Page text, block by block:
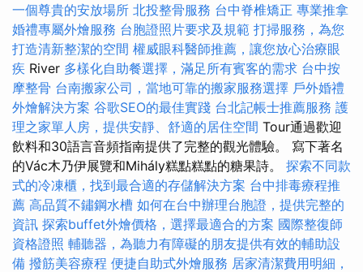
一個尊貴的安放場所 北投整骨服務 台中脊椎矯正 專業推拿
婚禮專屬外燴服務 台胞證照片要求及規範 打掃服務，為您
打造清新整潔的空間 權威眼科醫師推薦，讓您放心治療眼
疾 River 多樣化自助餐選擇，滿足所有賓客的需求 台中按
摩整骨 台南搬家公司，當地可靠的搬家服務選擇 戶外婚禮
外燴解決方案 谷歌SEO的最佳實踐 台北記帳士推薦服務 護
理之家單人房，提供安靜、舒適的居住空間 Tour通過歡迎
飲料和30語言音頻指南提供了完整的觀光體驗。 寫下著名
的Vác木乃伊展覽和Mihály糕點糕點的糖果詩。 探索不同款
式的冷凍櫃，找到最合適的存儲解決方案 台中排毒療程推
薦 高品質不鏽鋼水槽 如何在台中辦理台胞證，提供完整的
資訊 探索buffet外燴價格，選擇最適合的方案 國際整復師
資格證照 輔聽器，為聽力有障礙的朋友提供有效的輔助設
備 撥筋美容療程 便捷自助式外燴服務 居家清潔費用明細，